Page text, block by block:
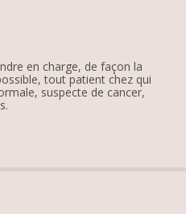
en charge, de façon la
tout patient chez qui
suspecte de cancer,